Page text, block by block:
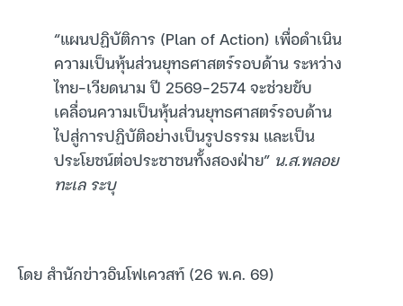
“แผนปฏิบัติการ (Plan of Action) เพื่อดำเนิน
ความเป็นหุ้นส่วนยุทธศาสตร์รอบด้าน ระหว่าง
ไทย-เวียดนาม ปี 2569-2574 จะช่วยขับ
เคลื่อนความเป็นหุ้นส่วนยุทธศาสตร์รอบด้าน
ไปสู่การปฏิบัติอย่างเป็นรูปธรรม และเป็น
ประโยชน์ต่อประชาชนทั้งสองฝ่าย” น.ส.พลอย
ทะเล ระบุ
โดย สำนักข่าวอินโฟเควสท์ (26 พ.ค. 69)